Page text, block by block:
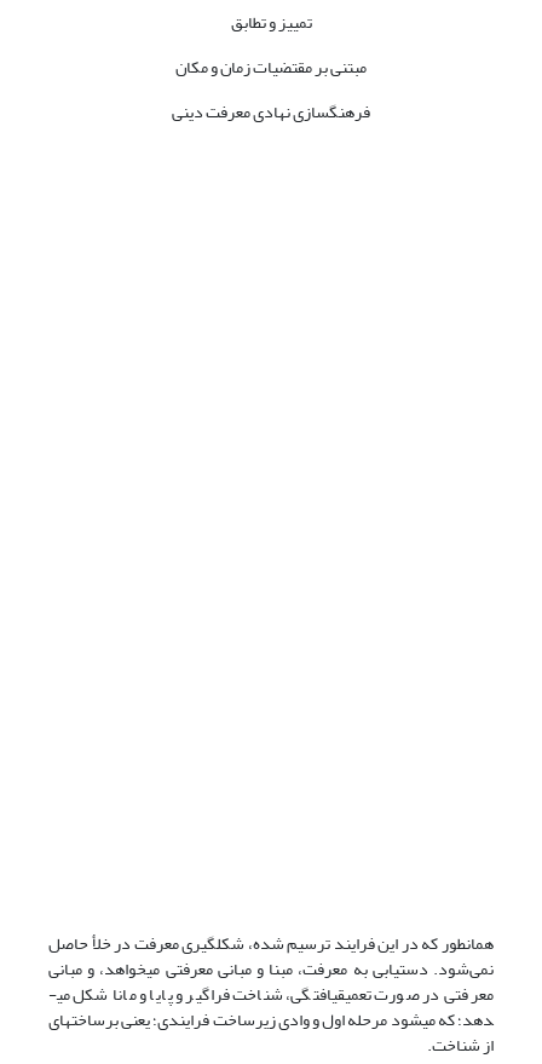
تمییز و تطابق
مبتنی بر مقتضیات زمان و مکان
فرهنگ­سازی نهادی معرفت دینی
همان­طور که در این فرایند ترسیم شده، شکل­گیری معرفت در خلأ حاصل
نمی‌شود. دستیابی به معرفت، مبنا و مبانی معرفتی می­خواهد، و مبانی
معرفتی در صورت تعمیق­یافتگی، شناخت فراگیر و پایا و مانا شکل می­
دهد؛ که می­شود مرحله اول و وادی زیرساخت فرایندی؛ یعنی برساخته­ای
از شناخت.